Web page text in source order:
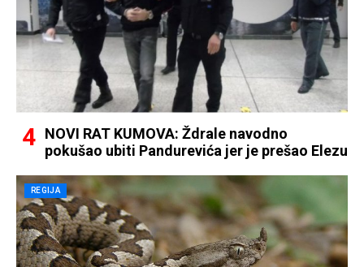
NOVI RAT KUMOVA: Ždrale navodno
pokušao ubiti Pandurevića jer je prešao Elezu
REGIJA